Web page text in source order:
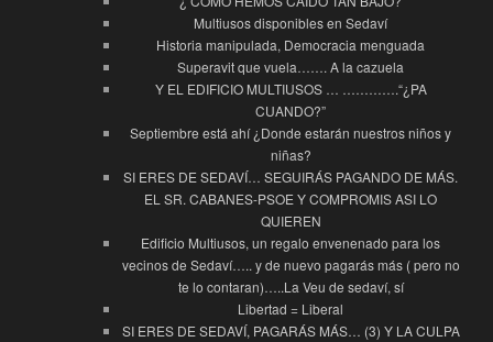
Multiusos disponibles en Sedaví
Historia manipulada, Democracia menguada
Superavit que vuela……. A la cazuela
Y EL EDIFICIO MULTIUSOS … ………….“¿PA
CUANDO?”
Septiembre está ahí ¿Donde estarán nuestros niños y
niñas?
SI ERES DE SEDAVÍ… SEGUIRÁS PAGANDO DE MÁS.
EL SR. CABANES-PSOE Y COMPROMIS ASI LO
QUIEREN
Edificio Multiusos, un regalo envenenado para los
vecinos de Sedaví….. y de nuevo pagarás más ( pero no
te lo contaran)…..La Veu de sedaví, sí
Libertad = Liberal
SI ERES DE SEDAVÍ, PAGARÁS MÁS… (3) Y LA CULPA